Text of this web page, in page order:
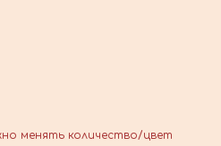
менять количество/цвет